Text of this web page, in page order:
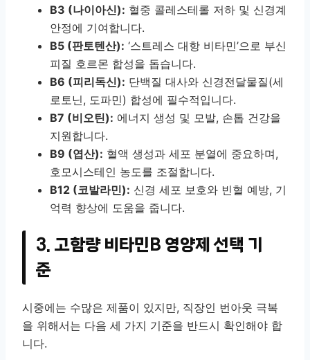
B3 (나이아신): 혈중 콜레스테롤 저하 및 신경계
안정에 기여합니다.
B5 (판토텐산): ‘스트레스 대항 비타민’으로 부신
피질 호르몬 합성을 돕습니다.
B6 (피리독신): 단백질 대사와 신경전달물질(세
로토닌, 도파민) 합성에 필수적입니다.
B7 (비오틴): 에너지 생성 및 모발, 손톱 건강을
지원합니다.
B9 (엽산): 혈액 생성과 세포 분열에 중요하며,
호모시스테인 농도를 조절합니다.
B12 (코발라민): 신경 세포 보호와 빈혈 예방, 기
억력 향상에 도움을 줍니다.
3. 고함량 비타민B 영양제 선택 기
준
시중에는 수많은 제품이 있지만, 직장인 번아웃 극복
을 위해서는 다음 세 가지 기준을 반드시 확인해야 합
니다.